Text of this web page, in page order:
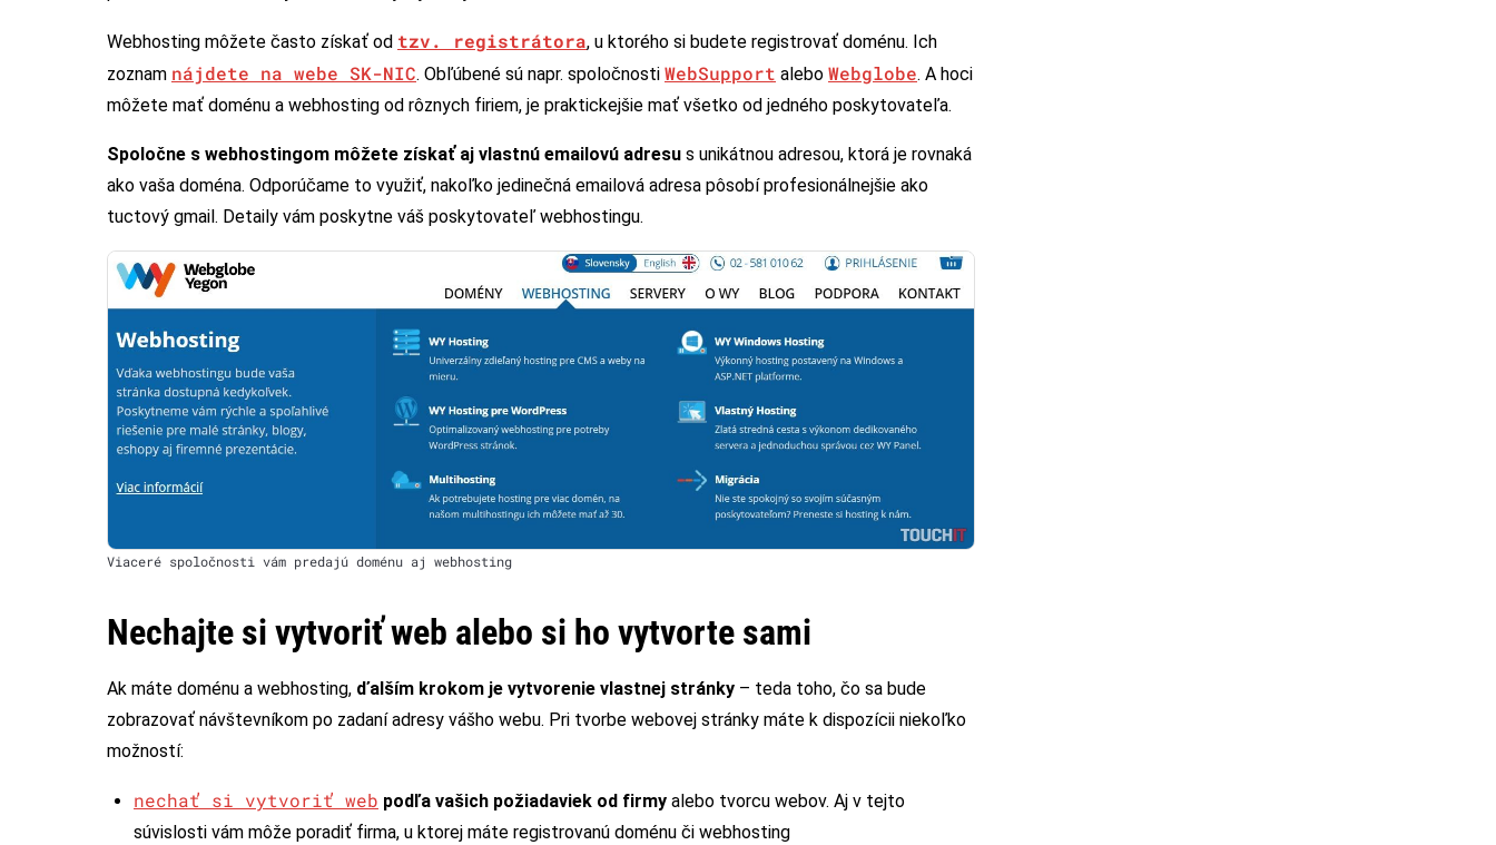
Webhosting môžete často získať od tzv. registrátora, u ktorého si budete registrovať doménu. Ich
zoznam nájdete na webe SK-NIC. Obľúbené sú napr. spoločnosti WebSupport alebo Webglobe. A hoci
môžete mať doménu a webhosting od rôznych firiem, je praktickejšie mať všetko od jedného poskytovateľa.
Spoločne s webhostingom môžete získať aj vlastnú emailovú adresu s unikátnou adresou, ktorá je rovnaká
ako vaša doména. Odporúčame to využiť, nakoľko jedinečná emailová adresa pôsobí profesionálnejšie ako
tuctový gmail. Detaily vám poskytne váš poskytovateľ webhostingu.
Viaceré spoločnosti vám predajú doménu aj webhosting
Nechajte si vytvoriť web alebo si ho vytvorte sami
Ak máte doménu a webhosting, ďalším krokom je vytvorenie vlastnej stránky – teda toho, čo sa bude
zobrazovať návštevníkom po zadaní adresy vášho webu. Pri tvorbe webovej stránky máte k dispozícii niekoľko
možností:
nechať si vytvoriť web podľa vašich požiadaviek od firmy alebo tvorcu webov. Aj v tejto
súvislosti vám môže poradiť firma, u ktorej máte registrovanú doménu či webhosting